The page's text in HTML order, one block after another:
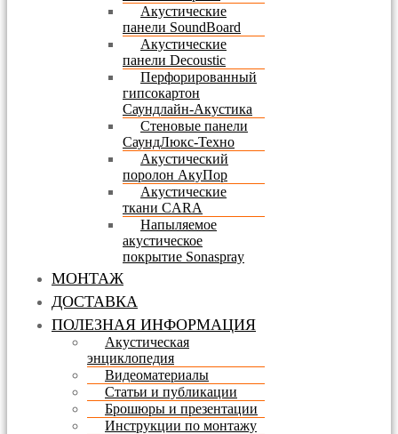
Акустические
панели SoundBoard
Акустические
панели Decoustic
Перфорированный
гипсокартон
Саундлайн-Акустика
Стеновые панели
СаундЛюкс-Техно
Акустический
поролон АкуПор
Акустические
ткани CARA
Напыляемое
акустическое
покрытие Sonaspray
МОНТАЖ
ДОСТАВКА
ПОЛЕЗНАЯ ИНФОРМАЦИЯ
Акустическая
энциклопедия
Видеоматериалы
Статьи и публикации
Брошюры и презентации
Инструкции по монтажу